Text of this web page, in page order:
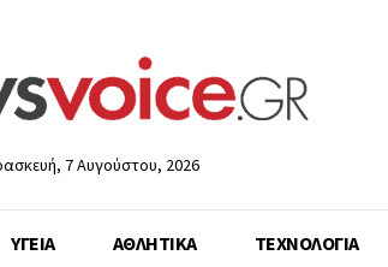
7 Αυγούστου, 2026
ΥΓΕΙΑ ΑΘΛΗΤΙΚΑ ΤΕΧΝΟΛΟΓΙΑ